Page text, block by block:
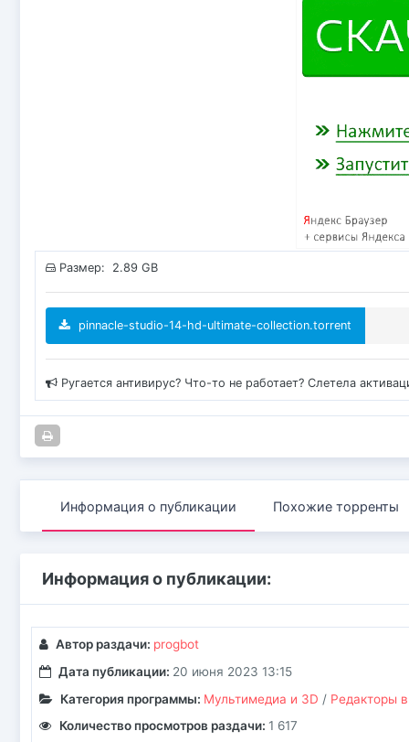
Размер: 2.89 GB
pinnacle-studio-14-hd-ultimate-collection.torrent
Ругается антивирус? Что-то не работает? Слетела
Информация о публикации Похожие торренты
Информация о публикации:
Автор раздачи: progbot
Дата публикации: 20 июня 2023 13:15
Категория программы: Мультимедиа и 3D / Редакторы
Количество просмотров раздачи: 1 617